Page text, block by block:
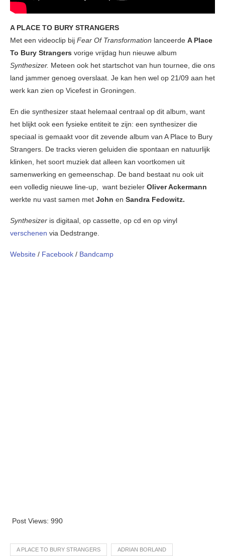
A PLACE TO BURY STRANGERS
Met een videoclip bij Fear Of Transformation lanceerde A Place
To Bury Strangers vorige vrijdag hun nieuwe album
Synthesizer. Meteen ook het startschot van hun tournee, die ons
land jammer genoeg overslaat. Je kan hen wel op 21/09 aan het
werk kan zien op Vicefest in Groningen.
En die synthesizer staat helemaal centraal op dit album, want
het blijkt ook een fysieke entiteit te zijn: een synthesizer die
speciaal is gemaakt voor dit zevende album van A Place to Bury
Strangers. De tracks vieren geluiden die spontaan en natuurlijk
klinken, het soort muziek dat alleen kan voortkomen uit
samenwerking en gemeenschap. De band bestaat nu ook uit
een volledig nieuwe line-up, want bezieler Oliver Ackermann
werkte nu vast samen met John en Sandra Fedowitz.
Synthesizer is digitaal, op cassette, op cd en op vinyl
verschenen via Dedstrange.
Website / Facebook / Bandcamp
Post Views: 990
A PLACE TO BURY STRANGERS ADRIAN BORLAND